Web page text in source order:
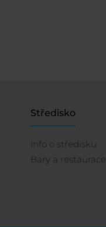
Středisko
Info o středisku
Bary a restaurace